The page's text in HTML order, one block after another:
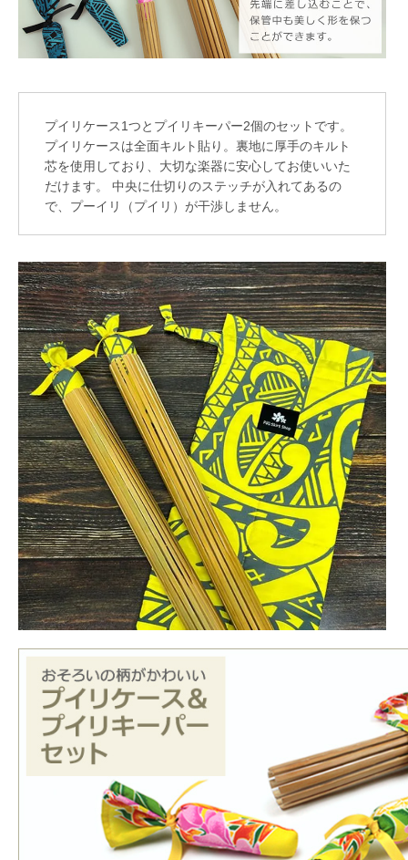
プイリケース1つとプイリキーパー2個のセットです。
プイリケースは全面キルト貼り。裏地に厚手のキルト
芯を使用しており、大切な楽器に安心してお使いいた
だけます。 中央に仕切りのステッチが入れてあるの
で、プーイリ（プイリ）が干渉しません。